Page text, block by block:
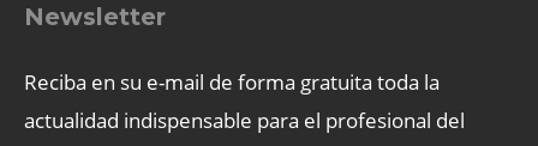
Newsletter
Reciba en su e-mail de forma gratuita toda la
actualidad indispensable para el profesional del